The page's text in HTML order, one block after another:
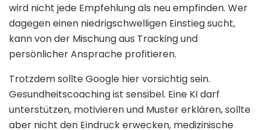
wird nicht jede Empfehlung als neu empfinden. Wer
dagegen einen niedrigschwelligen Einstieg sucht,
kann von der Mischung aus Tracking und
persönlicher Ansprache profitieren.
Trotzdem sollte Google hier vorsichtig sein.
Gesundheitscoaching ist sensibel. Eine KI darf
unterstützen, motivieren und Muster erklären, sollte
aber nicht den Eindruck erwecken, medizinische